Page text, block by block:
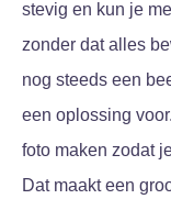
stevig en kun je
zonder dat alles
nog steeds een
een oplossing
foto maken zodat
Dat maakt een